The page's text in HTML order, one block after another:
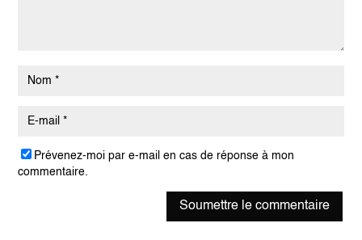
Prévenez-moi par e-mail en cas de réponse à mon
commentaire.
Soumettre le commentaire